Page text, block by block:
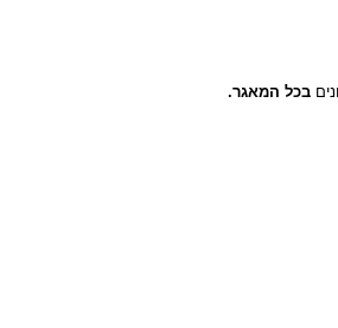
בכל המאגר.